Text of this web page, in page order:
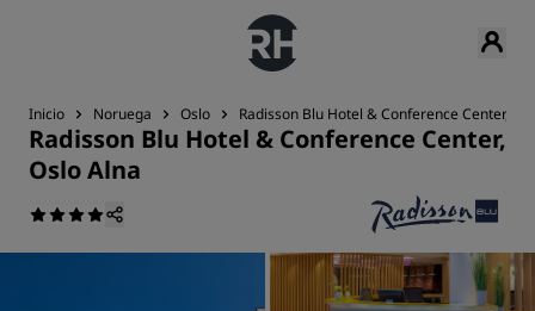
Inicio Noruega Oslo Radisson Blu Hotel & Conference Center,
Radisson Blu Hotel & Conference Center,
Oslo Alna